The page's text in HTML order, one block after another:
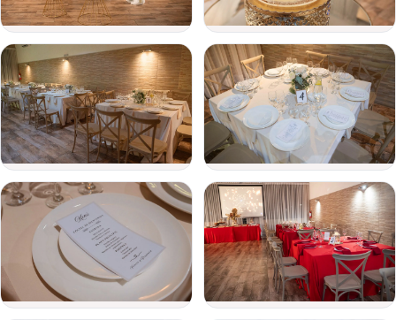
del
evento
Personas
Detalle
del
evento
Enviar consulta